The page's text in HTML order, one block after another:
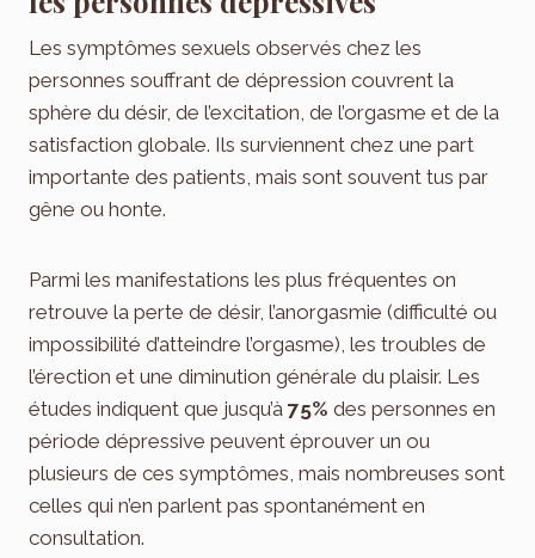
Les symptômes sexuels observés chez les
personnes souffrant de dépression couvrent la
sphère du désir, de l’excitation, de l’orgasme et de la
satisfaction globale. Ils surviennent chez une part
importante des patients, mais sont souvent tus par
gêne ou honte.
Parmi les manifestations les plus fréquentes on
retrouve la perte de désir, l’anorgasmie (difficulté ou
impossibilité d’atteindre l’orgasme), les troubles de
l’érection et une diminution générale du plaisir. Les
études indiquent que jusqu’à 75% des personnes en
période dépressive peuvent éprouver un ou
plusieurs de ces symptômes, mais nombreuses sont
celles qui n’en parlent pas spontanément en
consultation.